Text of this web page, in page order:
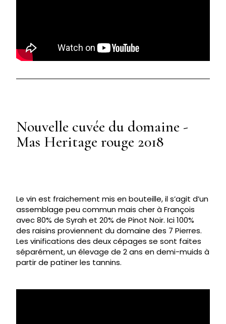
Nouvelle cuvée du domaine -
Mas Heritage rouge 2018
Le vin est fraichement mis en bouteille, il s’agit d’un
assemblage peu commun mais cher à François
avec 80% de Syrah et 20% de Pinot Noir. Ici 100%
des raisins proviennent du domaine des 7 Pierres.
Les vinifications des deux cépages se sont faites
séparément, un élevage de 2 ans en demi-muids à
partir de patiner les tannins.